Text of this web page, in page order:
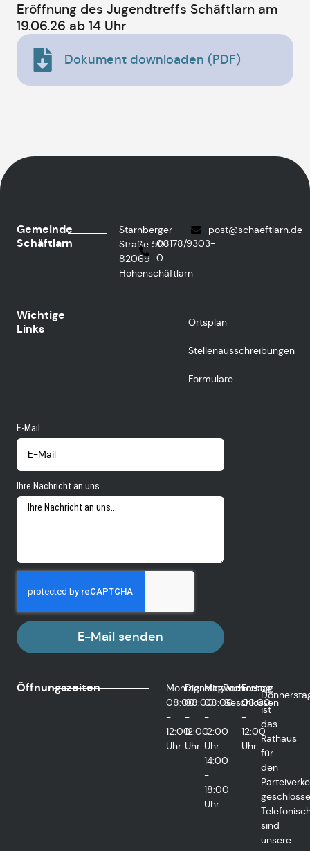
Eröffnung des Jugendtreffs Schäftlarn am
19.06.26 ab 14 Uhr
Dokument downloaden (PDF)
Gemeinde
Schäftlarn
Starnberger
Straße 50
82069
Hohenschäftlarn
08178/9303-
0
post@schaeftlarn.de
Wichtige
Links
Ortsplan
Stellenausschreibungen
Formulare
E-Mail
Ihre Nachricht an uns...
E-Mail senden
Öffnungszeiten
Montag
08:00
-
12:00
Uhr
Dienstag
08:00
-
12:00
Uhr
Mittwoch
08:00
-
12:00
Uhr
14:00
-
18:00
Uhr
Donnerstag
Geschlossen
Freitag
08:00
-
12:00
Uhr
ist
das
Rathaus
für
den
sind
unsere